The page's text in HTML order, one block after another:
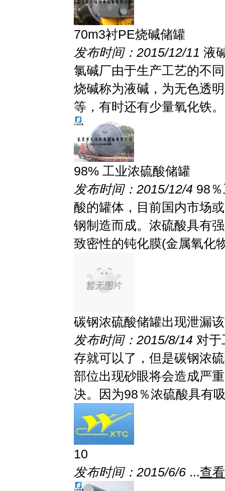
70m3衬PE烧碱储罐
发布时间：2015/12/11 液
氯碱厂由于生产工艺的不
烧碱称为液碱，为无色透
等，有时还有少量氧化铁
98% 工业浓硫酸储罐
发布时间：2015/12/4 98
酸的罐体，目前国内市场
钢制造而成。浓硫酸具有
致密性的钝化膜(金属氧化
碳钢浓硫酸储罐出现泄漏
发布时间：2015/8/14 对于
存就可以了，但是碳钢浓
部位出现砂眼将会造成严
决。因为98％浓硫酸具有
10
发布时间：2015/6/6 ...查